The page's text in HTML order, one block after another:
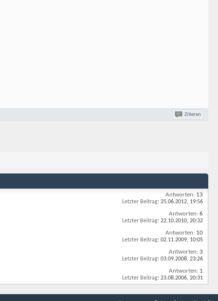
Zitieren
Antworten: 13
Letzter Beitrag: 25.06.2012, 19:56
Antworten: 6
Letzter Beitrag: 22.10.2010, 20:32
Antworten: 10
Letzter Beitrag: 02.11.2009, 10:05
Antworten: 3
Letzter Beitrag: 03.09.2008, 23:26
Antworten: 1
Letzter Beitrag: 23.08.2006, 20:31